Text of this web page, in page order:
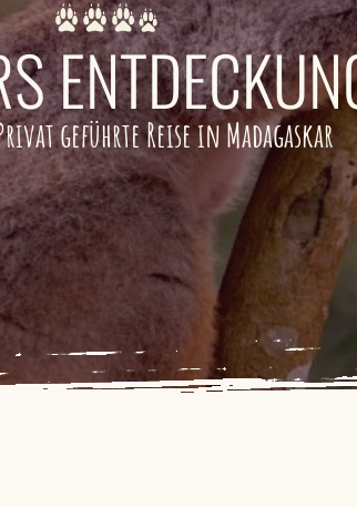
geführte Reise in Madagaskar